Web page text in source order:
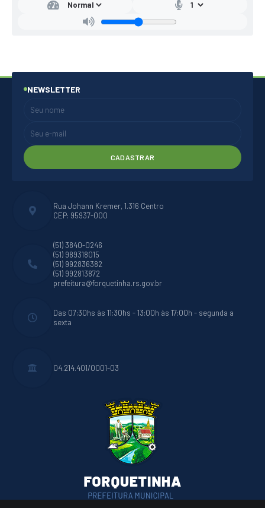
Rua Johann Kremer, 1.316 Centro
CEP: 95937-000
(51) 3840-0246
(51) 989318015
(51) 992836382
(51) 992813872
prefeitura@forquetinha.rs.gov.br
Das 07:30hs às 11:30hs - 13:00h às 17:00h - segunda a
sexta
04.214.401/0001-03
NEWSLETTER
CADASTRAR